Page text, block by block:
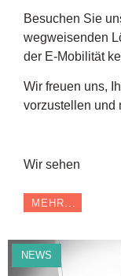
Besuchen Sie
wegweisenden
der E-Mobilität
Wir freuen uns,
vorzustellen und
Wir sehen
MEHR...
NEWS